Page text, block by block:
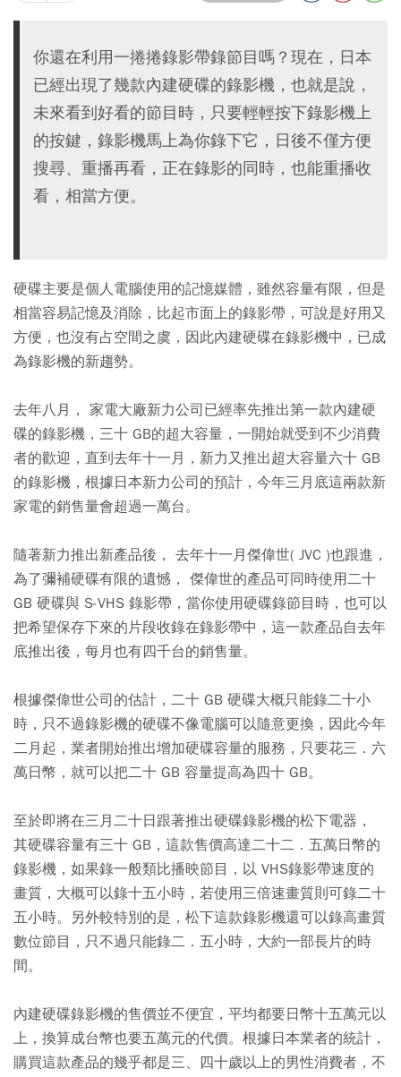
你還在利用一捲捲錄影帶錄節目嗎？現在，日本
已經出現了幾款內建硬碟的錄影機，也就是說，
未來看到好看的節目時，只要輕輕按下錄影機上
的按鍵，錄影機馬上為你錄下它，日後不僅方便
搜尋、重播再看，正在錄影的同時，也能重播收
看，相當方便。
硬碟主要是個人電腦使用的記憶媒體，雖然容量有限，但是
相當容易記憶及消除，比起市面上的錄影帶，可說是好用又
方便，也沒有占空間之虞，因此內建硬碟在錄影機中，已成
為錄影機的新趨勢。
去年八月， 家電大廠新力公司已經率先推出第一款內建硬
碟的錄影機，三十 GB的超大容量，一開始就受到不少消費
者的歡迎，直到去年十一月，新力又推出超大容量六十 GB
的錄影機，根據日本新力公司的預計，今年三月底這兩款新
家電的銷售量會超過一萬台。
隨著新力推出新產品後， 去年十一月傑偉世( JVC )也跟進，
為了彌補硬碟有限的遺憾， 傑偉世的產品可同時使用二十
GB 硬碟與 S-VHS 錄影帶，當你使用硬碟錄節目時，也可以
把希望保存下來的片段收錄在錄影帶中，這一款產品自去年
底推出後，每月也有四千台的銷售量。
根據傑偉世公司的估計，二十 GB 硬碟大概只能錄二十小
時，只不過錄影機的硬碟不像電腦可以隨意更換，因此今年
二月起，業者開始推出增加硬碟容量的服務，只要花三．六
萬日幣，就可以把二十 GB 容量提高為四十 GB。
至於即將在三月二十日跟著推出硬碟錄影機的松下電器，
其硬碟容量有三十 GB，這款售價高達二十二．五萬日幣的
錄影機，如果錄一般類比播映節目，以 VHS錄影帶速度的
畫質，大概可以錄十五小時，若使用三倍速畫質則可錄二十
五小時。另外較特別的是，松下這款錄影機還可以錄高畫質
數位節目，只不過只能錄二．五小時，大約一部長片的時
間。
內建硬碟錄影機的售價並不便宜，平均都要日幣十五萬元以
上，換算成台幣也要五萬元的代價。根據日本業者的統計，
購買這款產品的幾乎都是三、四十歲以上的男性消費者，不